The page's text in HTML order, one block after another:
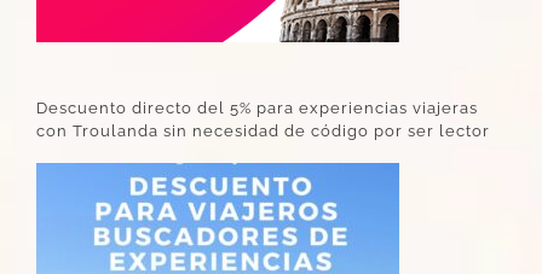
Descuento directo del 5% para experiencias viajeras
con Troulanda sin necesidad de código por ser lector